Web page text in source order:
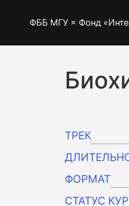
ФББ МГУ × Фонд
ТРЕК
ФОРМАТ
СТАТУС